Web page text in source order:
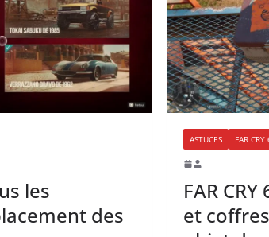
les
des
ASTUCES FAR CRY
FAR
et